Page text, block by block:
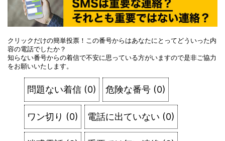
クリックだけの簡単投票！この番号からはあなたにとってどういった内
容の電話でしたか？
知らない番号からの着信で不安に思っている方がいますので是非ご協力
をお願いいたします。
問題ない着信 (0) 危険な番号 (0)
ワン切り (0) 電話に出ていない (0)